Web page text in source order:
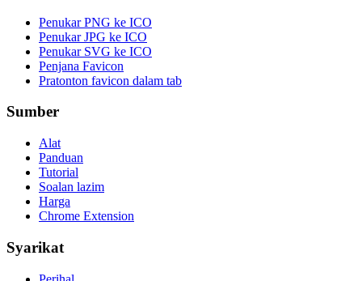
Penukar PNG ke ICO
Penukar JPG ke ICO
Penukar SVG ke ICO
Penjana Favicon
Pratonton favicon dalam tab
Sumber
Alat
Panduan
Tutorial
Soalan lazim
Harga
Chrome Extension
Syarikat